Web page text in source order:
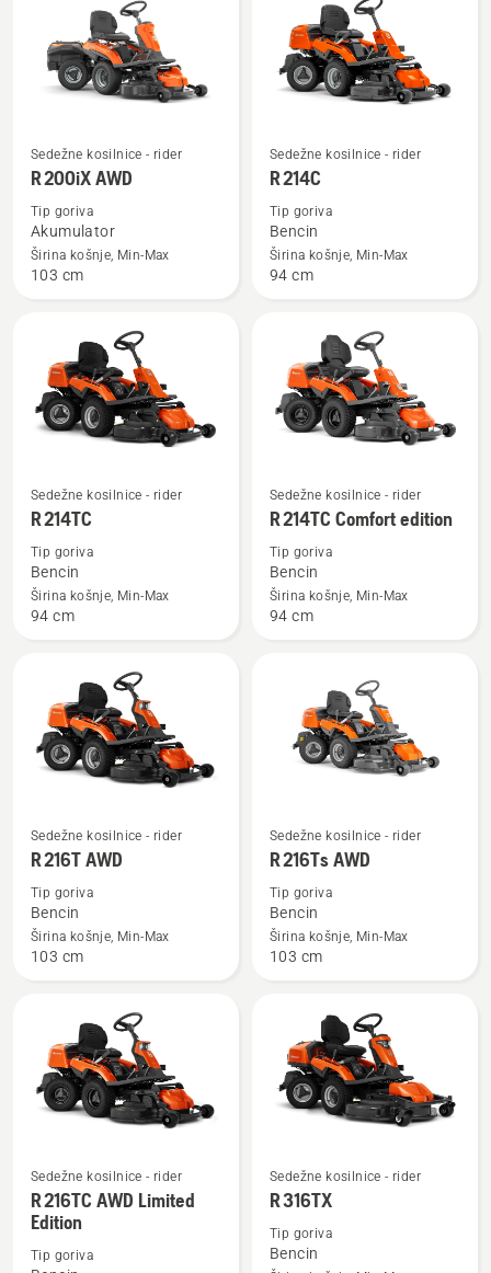
Oglejte
podrobnosti
R 200iX
Sedežne kosilnice - rider
R 200iX AWD
Tip goriva
Akumulator
Širina košnje, Min-Max
103 cm
Oglejte
podrobnosti
R 214C
Sedežne kosilnice - rider
R 214C
Tip goriva
Bencin
Širina košnje, Min-Max
94 cm
Oglejte
podrobnosti
R 214TC
Sedežne kosilnice - rider
R 214TC
Tip goriva
Bencin
Širina košnje, Min-Max
94 cm
Oglejte
podrobnosti
R 214TC
Sedežne kosilnice - rider
R 214TC Comfort edition
Tip goriva
Bencin
Širina košnje, Min-Max
94 cm
Oglejte
podrobnosti
R 216T
Sedežne kosilnice - rider
R 216T AWD
Tip goriva
Bencin
Širina košnje, Min-Max
103 cm
Oglejte
podrobnosti
R 216Ts
Sedežne kosilnice - rider
R 216Ts AWD
Tip goriva
Bencin
Širina košnje, Min-Max
103 cm
Oglejte
več
podrobnosti
Sedežne kosilnice - rider
R 216TC AWD Limited
Edition
Tip goriva
Oglejte
več
podrobnosti
Sedežne kosilnice - rider
R 316TX
Tip goriva
Bencin